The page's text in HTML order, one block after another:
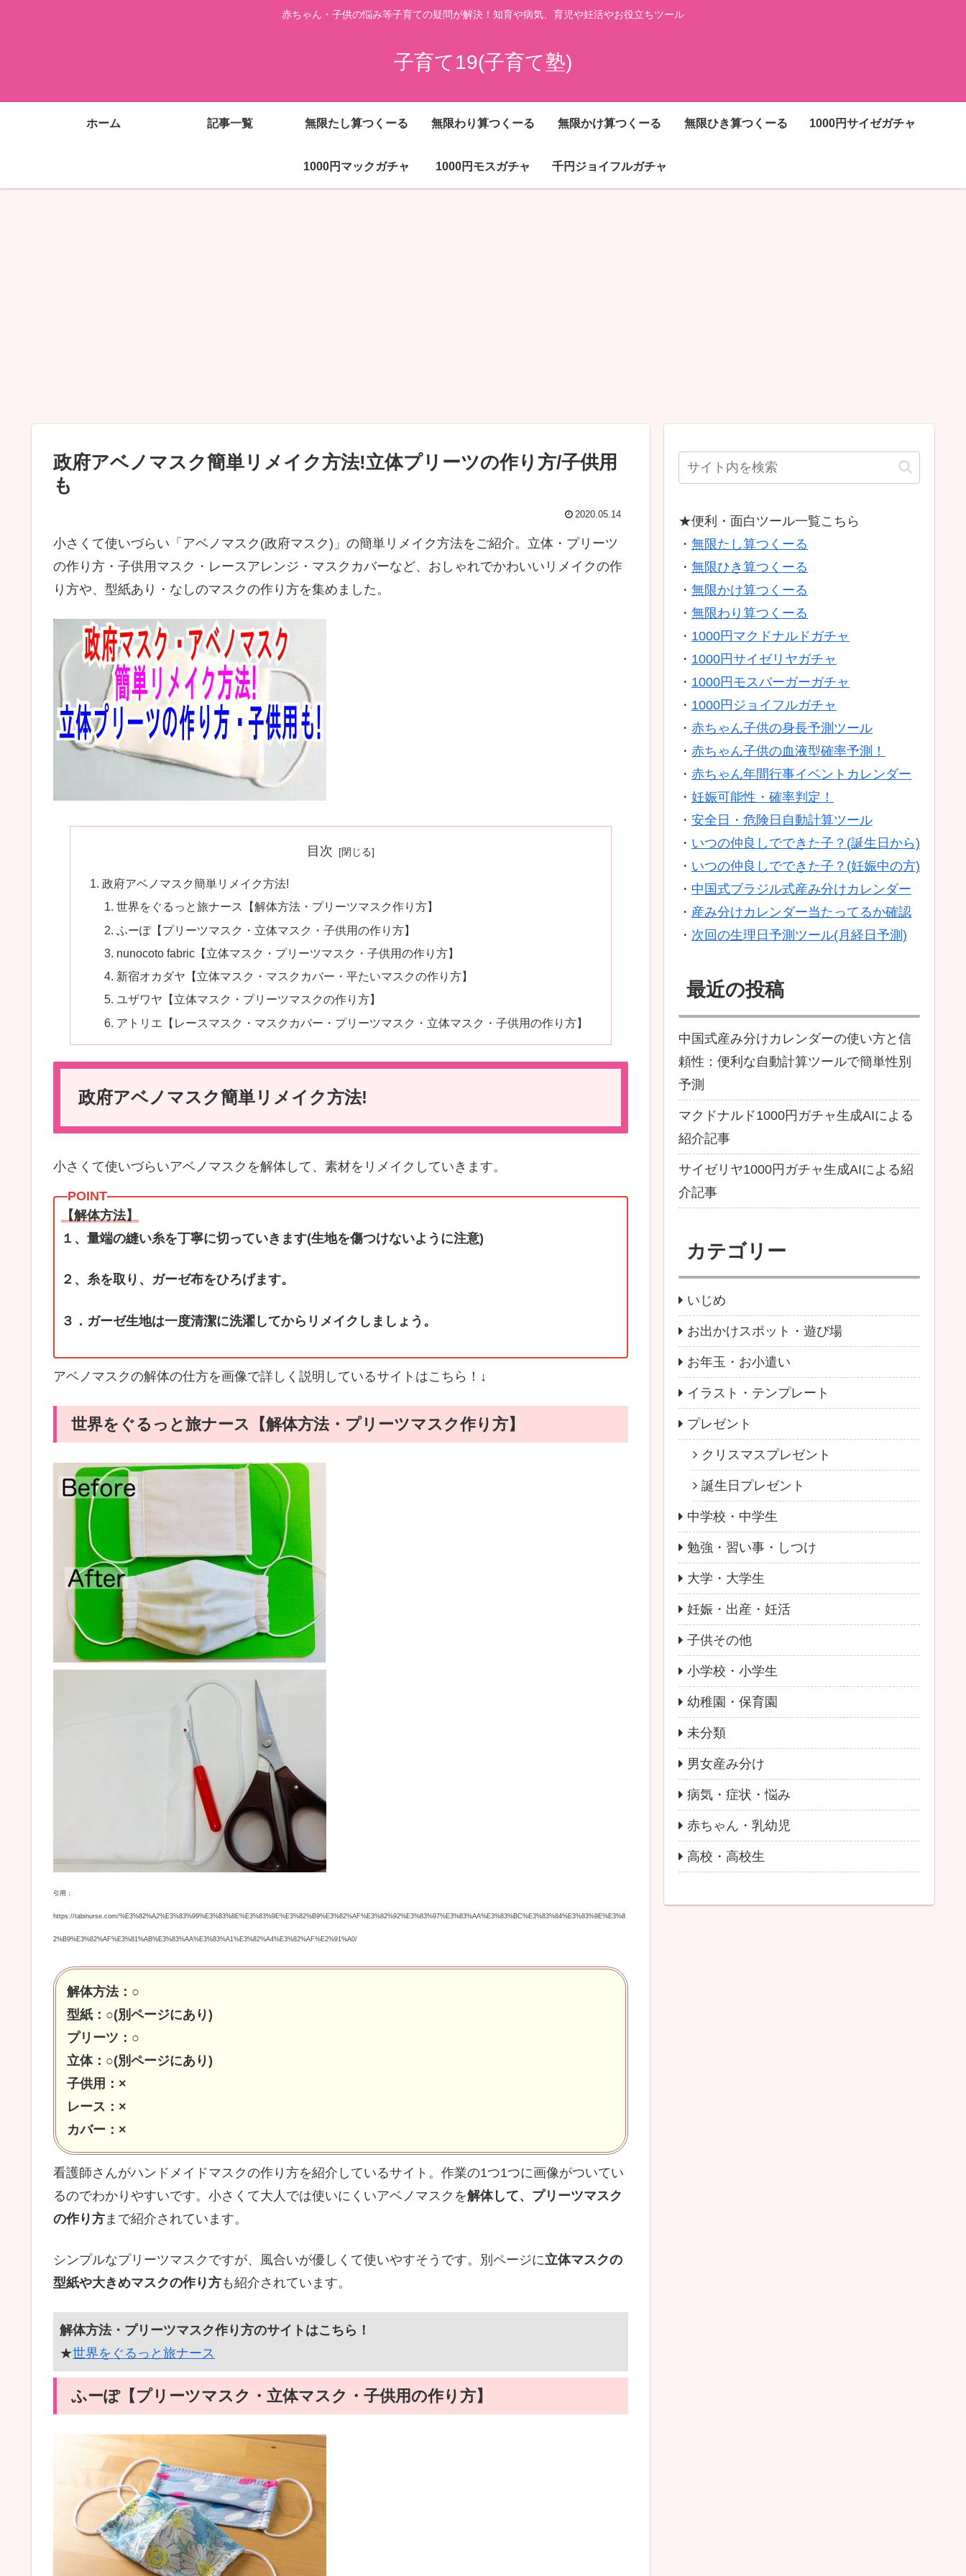
赤ちゃん・子供の悩み等子育ての疑問が解決！知育や病気、育児や妊活やお役立ちツール
子育て19(子育て塾)
ホーム 記事一覧 無限たし算つくーる 無限わり算つくーる 無限かけ算つくーる 無限ひき算つくーる 1000円サイゼガチャ
1000円マックガチャ 1000円モスガチャ 千円ジョイフルガチャ
政府アベノマスク簡単リメイク方法!立体プリーツの作り方/子供用
も
2020.05.14
小さくて使いづらい「アベノマスク(政府マスク)」の簡単リメイク方法をご紹介。立体・プリーツ
の作り方・子供用マスク・レースアレンジ・マスクカバーなど、おしゃれでかわいいリメイクの作
り方や、型紙あり・なしのマスクの作り方を集めました。
目次
政府アベノマスク簡単リメイク方法!
世界をぐるっと旅ナース【解体方法・プリーツマスク作り方】
ふーぽ【プリーツマスク・立体マスク・子供用の作り方】
nunocoto fabric【立体マスク・プリーツマスク・子供用の作り方】
新宿オカダヤ【立体マスク・マスクカバー・平たいマスクの作り方】
ユザワヤ【立体マスク・プリーツマスクの作り方】
アトリエ【レースマスク・マスクカバー・プリーツマスク・立体マスク・子供用の作り方】
政府アベノマスク簡単リメイク方法!
小さくて使いづらいアベノマスクを解体して、素材をリメイクしていきます。
【解体方法】
１、量端の縫い糸を丁寧に切っていきます(生地を傷つけないように注意)
２、糸を取り、ガーゼ布をひろげます。
３．ガーゼ生地は一度清潔に洗濯してからリメイクしましょう。
アベノマスクの解体の仕方を画像で詳しく説明しているサイトはこちら！↓
世界をぐるっと旅ナース【解体方法・プリーツマスク作り方】
引用：
https://tabinurse.com/%E3%82%A2%E3%83%99%E3%83%8E%E3%83%9E%E3%82%B9%E3%82%AF%E3%82%92%E3%83%97%E3%83%AA%E3%83%BC%E3%83%84%E3%83%9E%E3%8
2%B9%E3%82%AF%E3%81%AB%E3%83%AA%E3%83%A1%E3%82%A4%E3%82%AF%E2%91%A0/
解体方法：○
型紙：○(別ページにあり)
プリーツ：○
立体：○(別ページにあり)
子供用：×
レース：×
カバー：×
看護師さんがハンドメイドマスクの作り方を紹介しているサイト。作業の1つ1つに画像がついてい
るのでわかりやすいです。小さくて大人では使いにくいアベノマスクを解体して、プリーツマスク
の作り方 まで紹介されています。
シンプルなプリーツマスクですが、風合いが優しくて使いやすそうです。別ページに立体マスクの
型紙や大きめマスクの作り方も紹介されています。
解体方法・プリーツマスク作り方のサイトはこちら！
★世界をぐるっと旅ナース
ふーぽ【プリーツマスク・立体マスク・子供用の作り方】
★便利・面白ツール一覧こちら
・ 無限たし算つくーる
・ 無限ひき算つくーる
・ 無限かけ算つくーる
・ 無限わり算つくーる
・ 1000円マクドナルドガチャ
・ 1000円サイゼリヤガチャ
・ 1000円モスバーガーガチャ
・ 1000円ジョイフルガチャ
・ 赤ちゃん子供の身長予測ツール
・ 赤ちゃん子供の血液型確率予測！
・ 赤ちゃん年間行事イベントカレンダー
・ 妊娠可能性・確率判定！
・ 安全日・危険日自動計算ツール
・ いつの仲良しでできた子？(誕生日から)
・ いつの仲良しでできた子？(妊娠中の方)
・ 中国式ブラジル式産み分けカレンダー
・ 産み分けカレンダー当たってるか確認
・ 次回の生理日予測ツール(月経日予測)
最近の投稿
中国式産み分けカレンダーの使い方と信
頼性：便利な自動計算ツールで簡単性別
予測
マクドナルド1000円ガチャ生成AIによる
紹介記事
サイゼリヤ1000円ガチャ生成AIによる紹
介記事
カテゴリー
いじめ
お出かけスポット・遊び場
お年玉・お小遣い
イラスト・テンプレート
プレゼント
クリスマスプレゼント
誕生日プレゼント
中学校・中学生
勉強・習い事・しつけ
大学・大学生
妊娠・出産・妊活
子供その他
小学校・小学生
幼稚園・保育園
未分類
男女産み分け
病気・症状・悩み
赤ちゃん・乳幼児
高校・高校生